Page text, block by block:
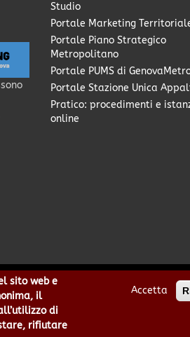
Studio
Portale Marketing
Portale Piano Strategico
Metropolitano
Portale PUMS di
Portale Stazione Unica
Pratico: procedimenti e
online
| Codice IPA: cmge
|area riservata
sito web e
il
di
rifiutare
Accetta